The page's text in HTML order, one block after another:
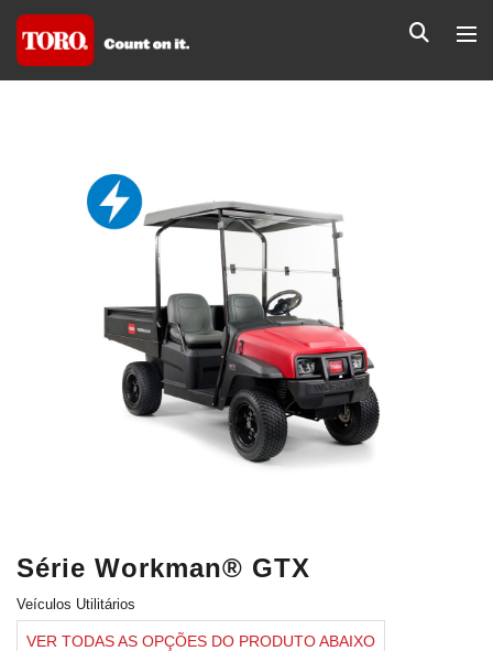
Série Workman® GTX
Veículos Utilitários
VER TODAS AS OPÇÕES DO PRODUTO ABAIXO